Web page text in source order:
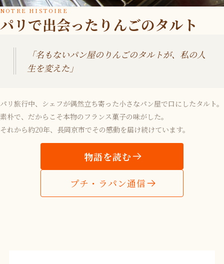
NOTRE HISTOIRE
パリで出会ったりんごのタルト
「名もないパン屋のりんごのタルトが、私の人
生を変えた」
パリ旅行中、シェフが偶然立ち寄った小さなパン屋で口にしたタルト。
素朴で、だからこそ本物のフランス菓子の味がした。
それから約20年、長岡京市でその感動を届け続けています。
物語を読む
プチ・ラパン通信